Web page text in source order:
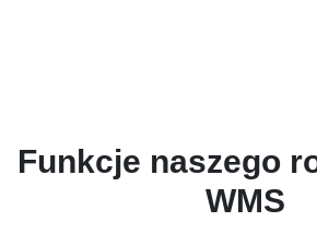
Funkcje naszego
WMS